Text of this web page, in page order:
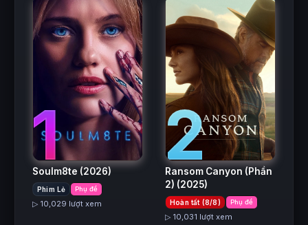
1
Soulm8te (2026)
Phim Lẻ Phụ đề
▷ 10,029 lượt xem
2
Ransom Canyon (Phần
2) (2025)
Hoàn tất (8/8) Phụ đề
▷ 10,031 lượt xem